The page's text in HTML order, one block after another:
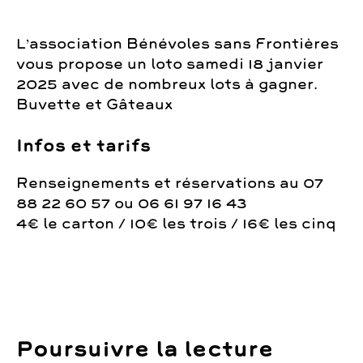
L’association Bénévoles sans Frontières
vous propose un loto samedi 18 janvier
2025 avec de nombreux lots à gagner.
Buvette et Gâteaux
Infos et tarifs
Renseignements et réservations au 07
88 22 60 57 ou 06 61 97 16 43
4€ le carton / 10€ les trois / 16€ les cinq
Poursuivre la lecture